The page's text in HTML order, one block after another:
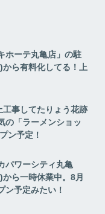
ホーテ丸亀店」の駐
ら有料化してる！上
事してたりょう花跡
の「ラーメンショッ
ン予定！
パワーシティ丸亀
ら一時休業中。8月
ン予定みたい！